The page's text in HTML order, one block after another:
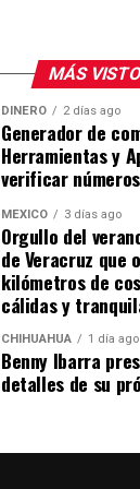
MÁS
DINERO 2 días ago
Generador de
Herramientas y
verificar números
MÉXICO 3 días ago
Orgullo del
de Veracruz que
kilómetros de
cálidas y
CHIHUAHUA 1 día ago
Benny Ibarra
detalles de su